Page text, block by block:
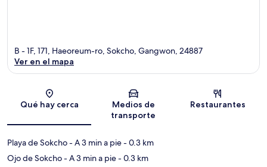
Sección del mapa
B - 1F, 171, Haeoreum-ro, Sokcho, Gangwon, 24887
Ver en el mapa
Qué hay cerca
Medios de
transporte
Restaurantes
Playa de Sokcho- A 3 min a pie- 0.3 km
Ojo de Sokcho- A 3 min a pie- 0.3 km